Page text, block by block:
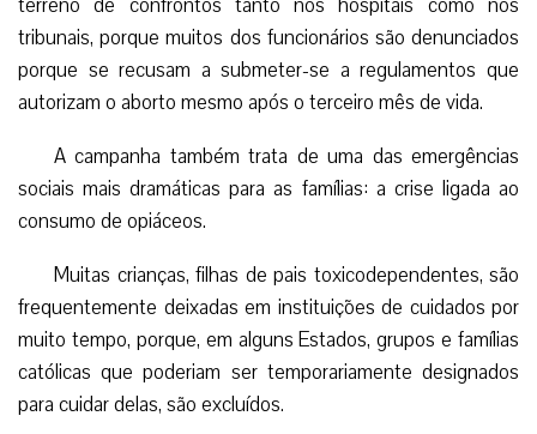
tribunais, porque muitos dos funcionários são denunciados
porque se recusam a submeter-se a regulamentos que
autorizam o aborto mesmo após o terceiro mês de vida.
A campanha também trata de uma das emergências
sociais mais dramáticas para as famílias: a crise ligada ao
consumo de opiáceos.
Muitas crianças, filhas de pais toxicodependentes, são
frequentemente deixadas em instituições de cuidados por
muito tempo, porque, em alguns Estados, grupos e famílias
católicas que poderiam ser temporariamente designados
para cuidar delas, são excluídos.